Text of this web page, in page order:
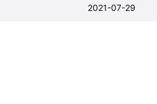
2021-07-29